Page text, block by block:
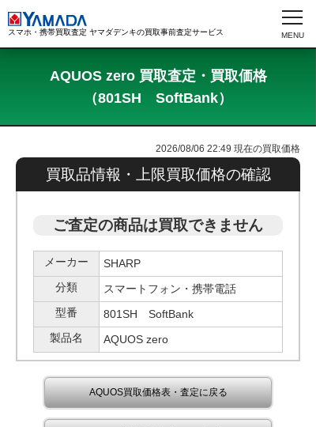
スマホ・携帯買取査定 ヤマダデンキの買取事前査定サービス
AQUOS zero 買取査定・買取価格
（801SH SoftBank）
2026/08/06 22:49 現在の買取価格
買取品情報・上限買取価格の確認
ご査定の商品は買取できません
メーカー
SHARP
分類
スマートフォン・携帯電話
型番
801SH SoftBank
製品名
AQUOS zero
AQUOS買取価格表・査定に戻る